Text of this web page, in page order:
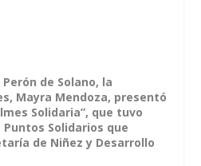
de Solano, la
Mayra Mendoza, presentó
Solidaria”, que tuvo
Solidarios que
de Niñez y Desarrollo